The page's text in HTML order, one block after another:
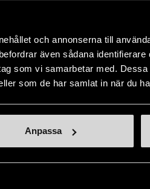
och annonserna till
även sådana identifierare
som vi samarbetar med.
som de har samlat in när du
Anpassa
Remake Sthlm
Aktuellt
Press och opinion